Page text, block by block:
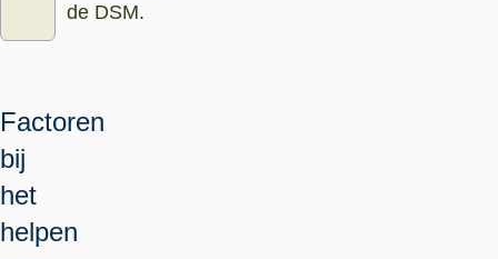
de DSM.
Factoren
bij
het
helpen